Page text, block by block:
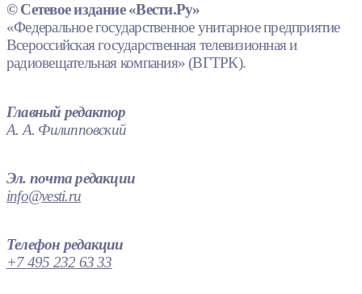
© Сетевое издание «Вести.Ру»
«Федеральное государственное унитарное предприятие
Всероссийская государственная телевизионная и
радиовещательная компания» (ВГТРК).
Главный редактор
А. А. Филипповский
Эл. почта редакции
info@vesti.ru
Телефон редакции
+7 495 232 63 33